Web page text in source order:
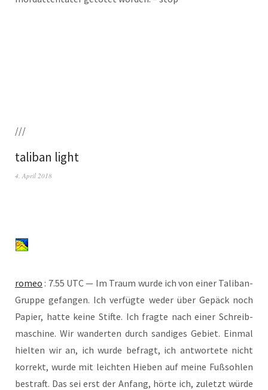
///
taliban light
4. April 2018
romeo : 7.55 UTC — Im Traum wur­de ich von einer Tali­ban-
Grup­pe gefan­gen. Ich ver­füg­te weder über Gepäck noch
Papier, hat­te kei­ne Stif­te. Ich frag­te nach einer Schreib­
ma­schi­ne. Wir wan­der­ten durch san­di­ges Gebiet. Ein­mal
hiel­ten wir an, ich wur­de befragt, ich ant­wor­te­te nicht
kor­rekt, wur­de mit leich­ten Hie­ben auf mei­ne Fuß­soh­len
bestraft. Das sei erst der Anfang, hör­te ich, zuletzt wür­de